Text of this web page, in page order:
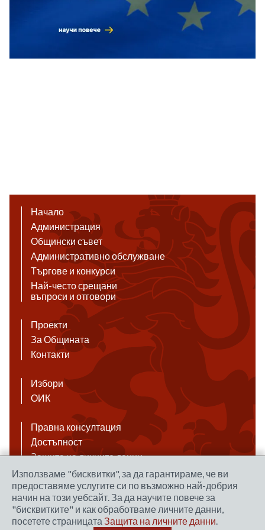
Начало
Администрация
Общински съвет
Административно обслужване
Търгове и конкурси
Най-често срещани
въпроси и отговори
Проекти
За Общината
Контакти
Избори
ОИК
Правна консултация
Достъпност
Защита на личните данни
Антикорупция
Връзки
Правила за ползване на сайта
Използваме "бисквитки", за да гарантираме, че ви
предоставяме услугите си по възможно най-добрия
начин на този уебсайт. За да научите повече за
"бисквитките" и как обработваме личните данни,
посетете страницата Защита на личните данни.